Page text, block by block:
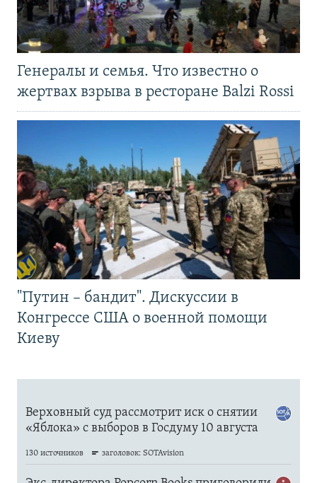
Генералы и семья. Что известно о
жертвах взрыва в ресторане Balzi Rossi
"Путин – бандит". Дискуссии в
Конгрессе США о военной помощи
Киеву